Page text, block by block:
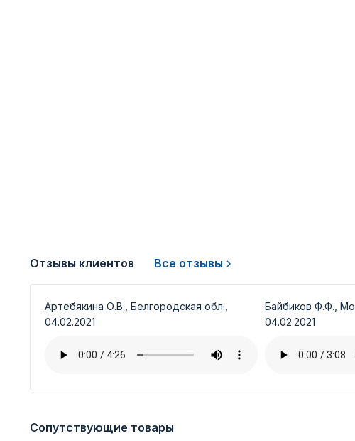
Отзывы клиентов Все отзывы
Артебякина О.В., Белгородская обл.,
04.02.2021
Байбиков Ф.Ф.,
04.02.2021
Сопутствующие товары